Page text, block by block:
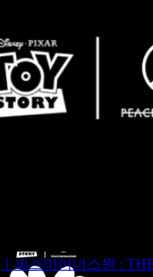
피스마이너스원 :